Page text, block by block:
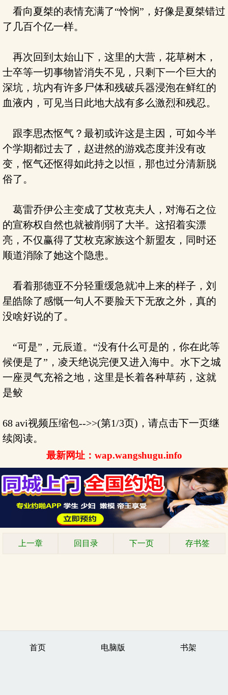
看向夏桀的表情充满了“怜悯”，好像是夏桀错过
了几百个亿一样。
再次回到太始山下，这里的大营，花草树木，
士卒等一切事物皆消失不见，只剩下一个巨大的
深坑，坑内有许多尸体和残破兵器浸泡在鲜红的
血液内，可见当日此地大战有多么激烈和残忍。
跟李思杰怄气？最初或许这是主因，可如今半
个学期都过去了，赵进然的游戏态度并没有改
变，怄气还怄得如此持之以恒，那也过分清新脱
俗了。
葛雷乔伊公主变成了艾枚克夫人，对海石之位
的宣称权自然也就被削弱了大半。这招着实漂
亮，不仅赢得了艾枚克家族这个新盟友，同时还
顺道消除了她这个隐患。
看着那德亚不分轻重缓急就冲上来的样子，刘
星皓除了感慨一句人不要脸天下无敌之外，真的
没啥好说的了。
“可是”，元辰道。“没有什么可是的，你在此等
候便是了”，凌天绝说完便又进入海中。水下之城
一座灵气充裕之地，这里是长着各种草药，这就
是鲛
68 avi视频压缩包-->>(第1/3页)，请点击下一页继
续阅读。
最新网址：wap.wangshugu.info
上一章 回目录 下一页 存书签
首页 电脑版 书架